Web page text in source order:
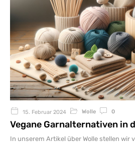
15. Februar 2024 Wolle 0
Vegane Garnalternativen in
In unserem Artikel über Wolle stellen wir